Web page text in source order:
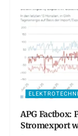
APG Factbox:
Stromexport